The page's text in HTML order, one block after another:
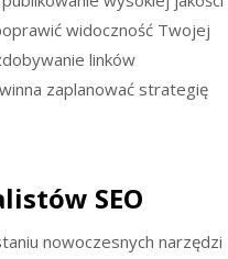
widoczność Twojej
linków
zaplanować strategię
SEO
nowoczesnych narzędzi